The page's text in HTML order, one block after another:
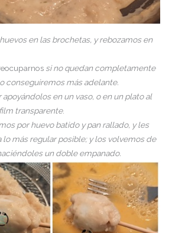
en las brochetas, y rebozamos en
si no quedan completamente
conseguiremos más adelante.
apoyándolos en un vaso, o en un plato al
transparente.
por huevo batido y pan rallado, y les
lo más regular posible; y los volvemos de
un doble empanado.